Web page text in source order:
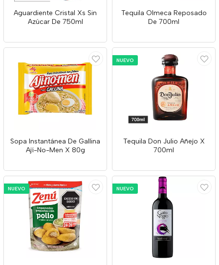
Aguardiente Cristal Xs Sin
Azúcar De 750ml
Tequila Olmeca Reposado
De 700ml
Sopa Instantánea De Gallina
Ají-No-Men X 80g
NUEVO
Tequila Don Julio Añejo X
700ml
NUEVO NUEVO